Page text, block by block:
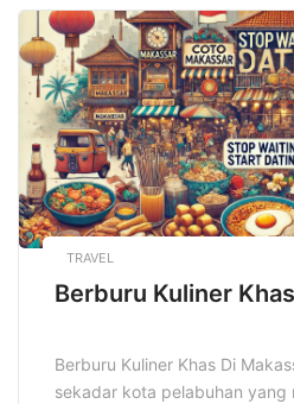
tarik yang membuatnya
orang mencari pantai-pantai
dijamah wisatawan, tempat
TRAVEL
Berburu Kuliner
Berburu Kuliner Khas Di
sekadar kota pelabuhan yang